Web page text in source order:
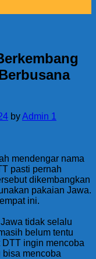
byAdmin 1
mendengar nama
pasti pernah
dikembangkan
pakaian Jawa.
ini.
tidak selalu
belum tentu
ingin mencoba
bisa mencoba